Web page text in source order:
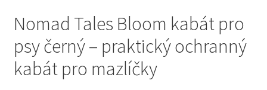
Vše pro psy — Krmivo, doplňky, vybavení
Boudy a výběhy
Bozita pro psy — Švédské krmivo s nordickou kvalitou
Nomad Tales Bloom kabát pro
psy černý – praktický ochranný
kabát pro mazlíčky